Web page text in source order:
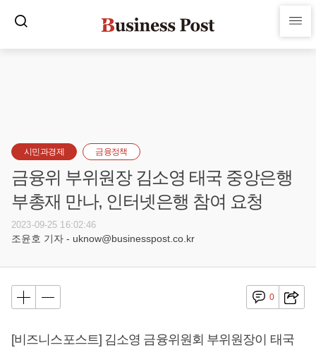
시민과경제 금융정책
금융위 부위원장 김소영 태국 중앙은행
부총재 만나, 인터넷은행 참여 요청
2023-09-25 16:02:46
조윤호 기자 - uknow@businesspost.co.kr
0
[비즈니스포스트] 김소영 금융위원회 부위원장이 태국